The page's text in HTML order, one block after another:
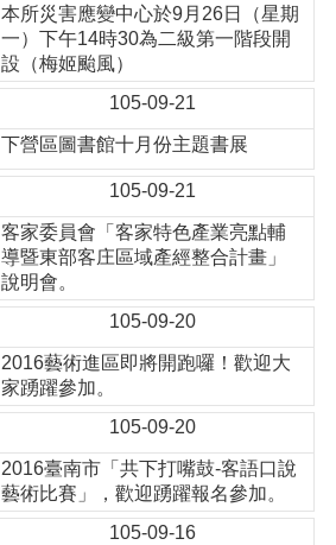
本所災害應變中心於9月26日（星期
一）下午14時30為二級第一階段開
設（梅姬颱風）
105-09-21
下營區圖書館十月份主題書展
105-09-21
客家委員會「客家特色產業亮點輔
導暨東部客庄區域產經整合計畫」
說明會。
105-09-20
2016藝術進區即將開跑囉！歡迎大
家踴躍參加。
105-09-20
2016臺南市「共下打嘴鼓-客語口說
藝術比賽」，歡迎踴躍報名參加。
105-09-16